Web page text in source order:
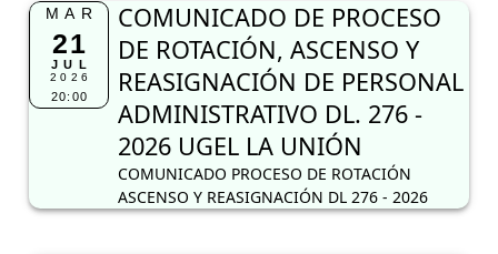
MAR
21
JUL
2026
20:00
COMUNICADO DE PROCESO
DE ROTACIÓN, ASCENSO Y
REASIGNACIÓN DE PERSONAL
ADMINISTRATIVO DL. 276 -
2026 UGEL LA UNIÓN
COMUNICADO PROCESO DE ROTACIÓN
ASCENSO Y REASIGNACIÓN DL 276 - 2026